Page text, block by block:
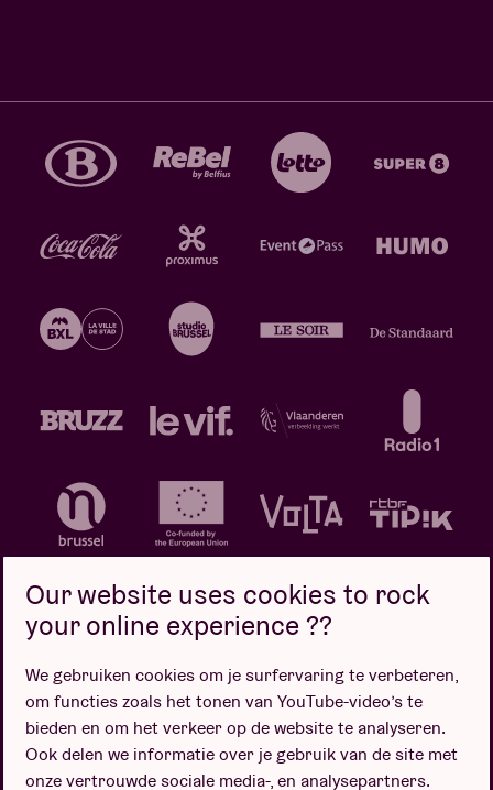
Privacybeleid Cookiebeleid
Verkoopsvoorwaarden
Design door
Our website uses cookies to rock
your online experience ??
We gebruiken cookies om je surfervaring te verbeteren,
om functies zoals het tonen van YouTube-video’s te
bieden en om het verkeer op de website te analyseren.
Ook delen we informatie over je gebruik van de site met
onze vertrouwde sociale media-, en analysepartners.